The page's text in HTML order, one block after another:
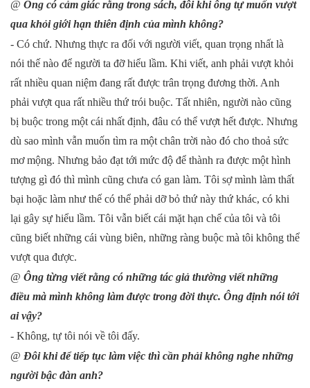
@ Ông có cảm giác rằng trong sách, đôi khi ông tự muốn vượt
qua khỏi giới hạn thiên định của mình không?
- Có chứ. Nhưng thực ra đối với người viết, quan trọng nhất là
nói thế nào để người ta đỡ hiểu lầm. Khi viết, anh phải vượt khỏi
rất nhiều quan niệm đang rất được trân trọng đương thời. Anh
phải vượt qua rất nhiều thứ trói buộc. Tất nhiên, người nào cũng
bị buộc trong một cái nhất định, đâu có thể vượt hết được. Nhưng
dù sao mình vẫn muốn tìm ra một chân trời nào đó cho thoả sức
mơ mộng. Nhưng bảo đạt tới mức độ để thành ra được một hình
tượng gì đó thì mình cũng chưa có gan làm. Tôi sợ mình làm thất
bại hoặc làm như thế có thể phải dỡ bỏ thứ này thứ khác, có khi
lại gây sự hiểu lầm. Tôi vẫn biết cái mặt hạn chế của tôi và tôi
cũng biết những cái vùng biên, những ràng buộc mà tôi không thể
vượt qua được.
@ Ông từng viết rằng có những tác giả thường viết những
điều mà mình không làm được trong đời thực. Ông định nói tới
ai vậy?
- Không, tự tôi nói về tôi đấy.
@ Đôi khi để tiếp tục làm việc thì cần phải không nghe những
người bậc đàn anh?